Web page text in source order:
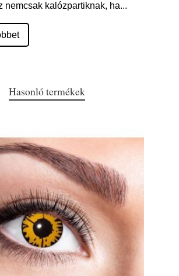
nemcsak kalózpartiknak, ha...
Hasonló termékek